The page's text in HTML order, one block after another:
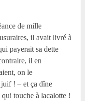
de mille
il avait livré à
payerait sa dette
il en
on le
! – et ça dîne
touche à lacalotte !